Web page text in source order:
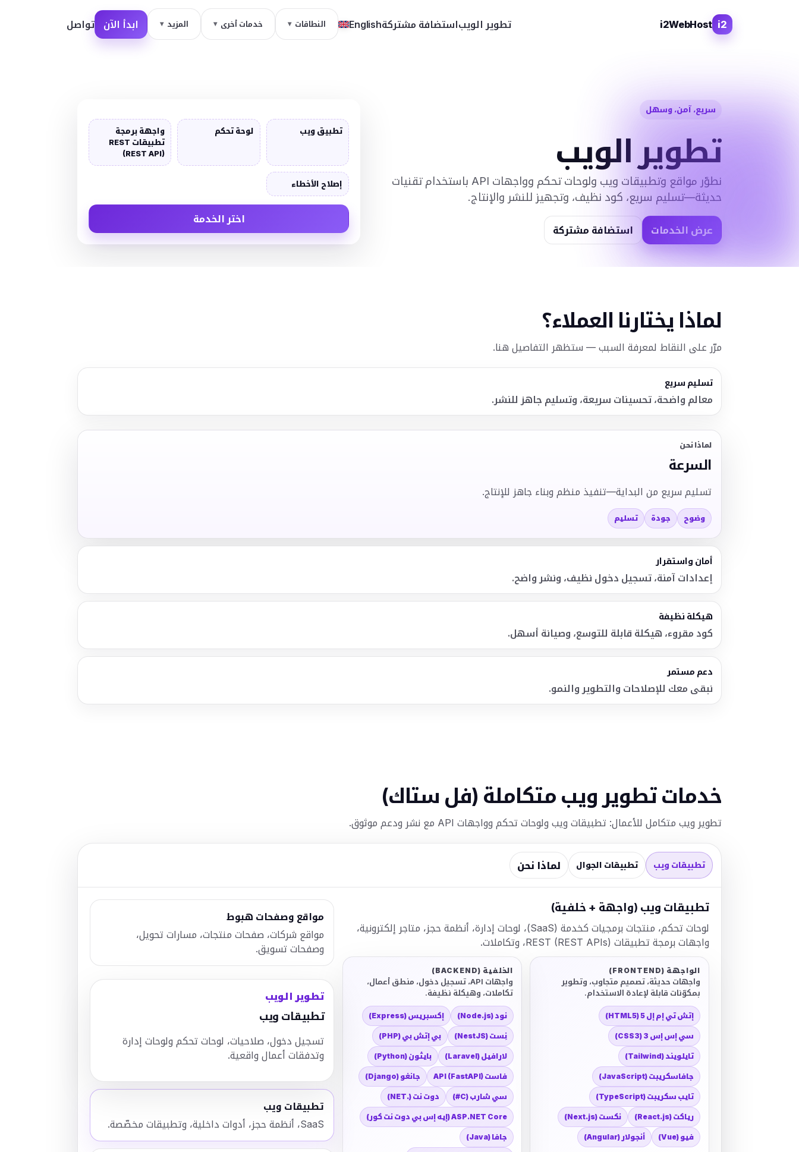
i2
i2WebHost تطوير الويباستضافة مشتركةEnglish النطاقات خدمات أخرى المزيد ابدأ الآن تواصل
سريع، آمن، وسهل
تطوير الويب
نطوّر مواقع وتطبيقات ويب ولوحات تحكم وواجهات API باستخدام تقنيات
حديثة—تسليم سريع، كود نظيف، وتجهيز للنشر والإنتاج.
عرض الخدمات استضافة مشتركة
تطبيق ويب لوحة تحكم
واجهة برمجة
تطبيقات REST
(REST API)
إصلاح الأخطاء
اختر الخدمة
لماذا يختارنا العملاء؟
مرّر على النقاط لمعرفة السبب — ستظهر التفاصيل هنا.
تسليم سريع
معالم واضحة، تحسينات سريعة، وتسليم جاهز للنشر.
لماذا نحن
السرعة
تسليم سريع من البداية—تنفيذ منظم وبناء جاهز للإنتاج.
وضوح جودة تسليم
أمان واستقرار
إعدادات آمنة، تسجيل دخول نظيف، ونشر واضح.
هيكلة نظيفة
كود مقروء، هيكلة قابلة للتوسع، وصيانة أسهل.
دعم مستمر
نبقى معك للإصلاحات والتطوير والنمو.
خدمات تطوير ويب متكاملة (فل ستاك)
تطوير ويب متكامل للأعمال: تطبيقات ويب ولوحات تحكم وواجهات API مع نشر ودعم موثوق.
تطبيقات ويب تطبيقات الجوال لماذا نحن
تطبيقات ويب (واجهة + خلفية)
لوحات تحكم، منتجات برمجيات كخدمة (SaaS)، لوحات إدارة، أنظمة حجز، متاجر إلكترونية،
واجهات برمجة تطبيقات REST (REST APIs)، وتكاملات.
الواجهة (FRONTEND)
واجهات حديثة، تصميم متجاوب، وتطوير
بمكوّنات قابلة لإعادة الاستخدام.
إتش تي إم إل 5 (HTML5)
سي إس إس 3 (CSS3)
تايلويند (Tailwind)
جافاسكريبت (JavaScript)
تايب سكريبت (TypeScript)
رياكت (React.js) نكست (Next.js)
فيو (Vue) أنجولار (Angular)
الخلفية (BACKEND)
واجهات API، تسجيل دخول، منطق أعمال،
تكاملات، وهيكلة نظيفة.
نود (Node.js) إكسبريس (Express)
نِست (NestJS) بي إتش بي (PHP)
لارافيل (Laravel) بايثون (Python)
فاست API (FastAPI) جانغو (Django)
سي شارب (C#) دوت نت (.NET)
ASP.NET Core (إيه إس بي دوت نت كور)
جافا (Java)
مواقع وصفحات هبوط
مواقع شركات، صفحات منتجات، مسارات تحويل،
وصفحات تسويق.
تطوير الويب
تطبيقات ويب
تسجيل دخول، صلاحيات، لوحات تحكم ولوحات إدارة
وتدفقات أعمال واقعية.
تطبيقات ويب
SaaS، أنظمة حجز، أدوات داخلية، وتطبيقات مخصّصة.